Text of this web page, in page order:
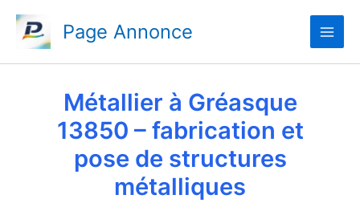
contenu
Page Annonce
Métallier à Gréasque
13850 – fabrication et
pose de structures
métalliques